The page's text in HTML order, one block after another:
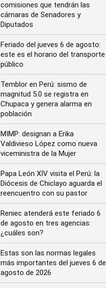
comisiones que tendrán las
cámaras de Senadores y
Diputados
Feriado del jueves 6 de agosto:
este es el horario del transporte
público
Temblor en Perú: sismo de
magnitud 5.0 se registra en
Chupaca y genera alarma en
población
MIMP: designan a Erika
Valdivieso López como nueva
viceministra de la Mujer
Papa León XIV visita el Perú: la
Diócesis de Chiclayo aguarda el
reencuentro con su pastor
Reniec atenderá este feriado 6
de agosto en tres agencias:
¿cuáles son?
Estas son las normas legales
más importantes del jueves 6 de
agosto de 2026